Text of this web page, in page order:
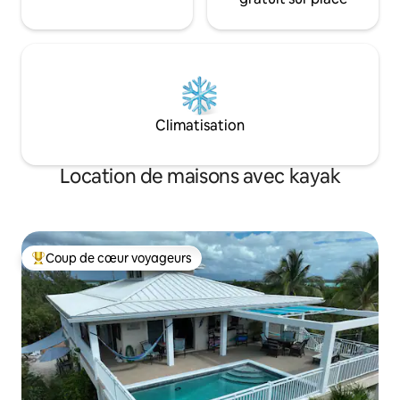
Climatisation
Location de maisons avec kayak
Coups de cœur voyageurs les plus appréciés
Coup de cœur voyageurs